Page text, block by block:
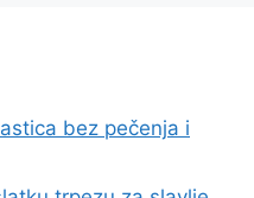
bez pečenja i